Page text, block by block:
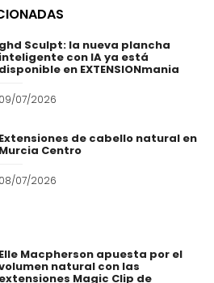
ghd Sculpt: la nueva plancha
inteligente con IA ya está
disponible en EXTENSIONmania
09/07/2026
Extensiones de cabello natural en
Murcia Centro
08/07/2026
Elle Macpherson apuesta por el
natural con las
extensiones Magic Clip de